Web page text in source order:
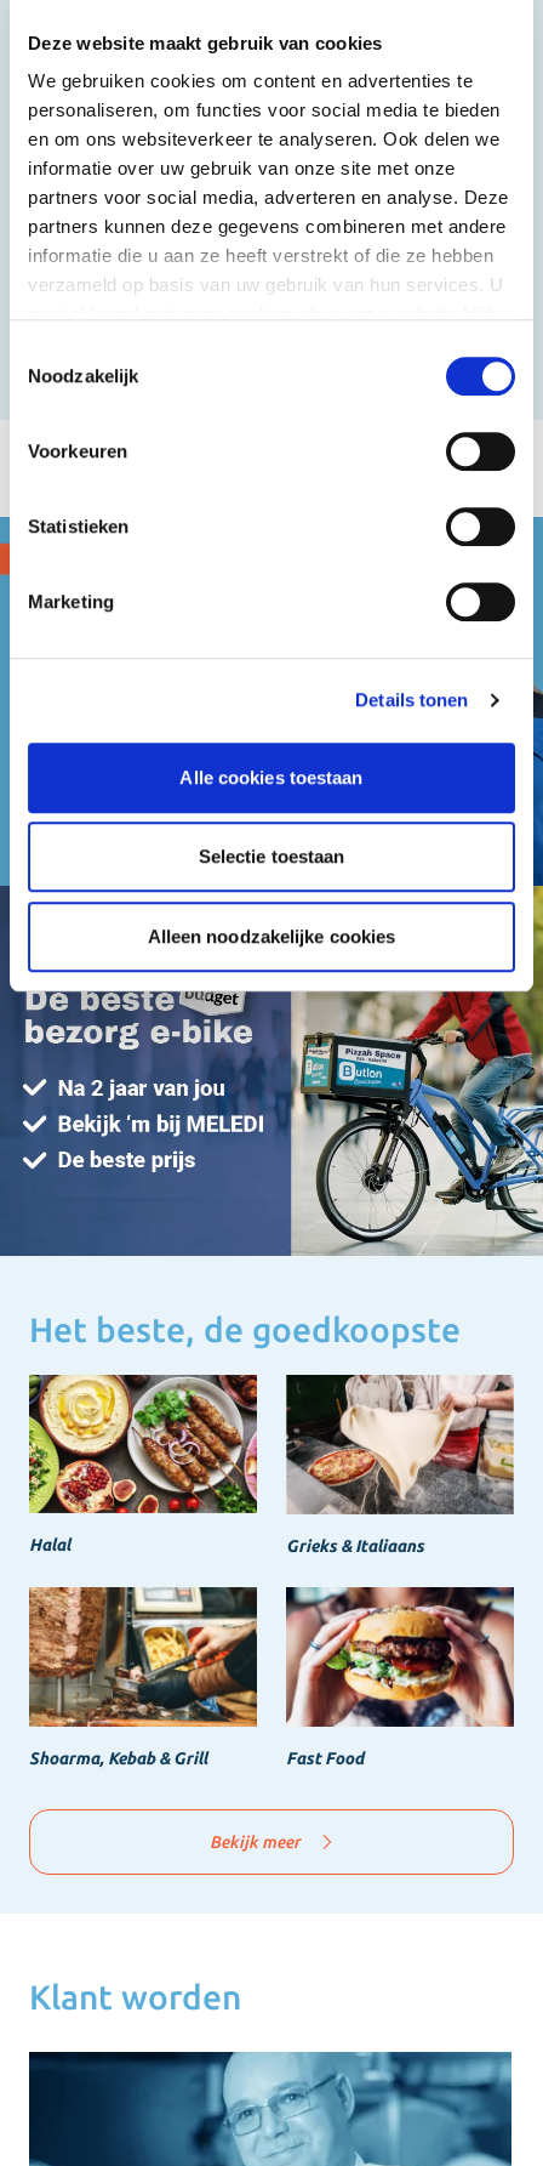
Deze website maakt gebruik van cookies
We gebruiken cookies om content en advertenties te
personaliseren, om functies voor social media te bieden
en om ons websiteverkeer te analyseren. Ook delen we
informatie over uw gebruik van onze site met onze
partners voor social media, adverteren en analyse. Deze
partners kunnen deze gegevens combineren met andere
informatie die u aan ze heeft verstrekt of die ze hebben
verzameld op basis van uw gebruik van hun services. U
Noodzakelijk
Voorkeuren
Statistieken
Marketing
Details tonen
Alle cookies toestaan
Selectie toestaan
Alleen noodzakelijke cookies
24x330 ml
0,69per fles
Het beste, de goedkoopste
Halal Grieks & Italiaans
Shoarma, Kebab & Grill Fast Food
Bekijk meer
Klant worden